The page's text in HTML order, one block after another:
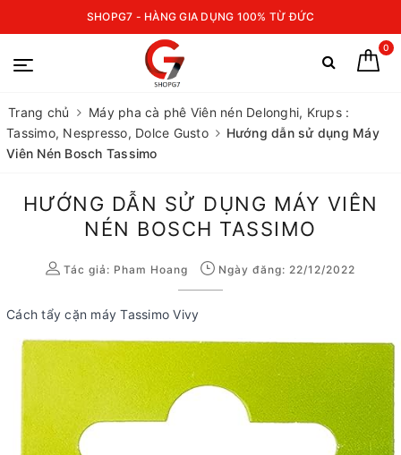
SHOPG7 - HÀNG GIA DỤNG 100% TỪ ĐỨC
0
Trang chủ
Máy pha cà phê Viên nén Delonghi, Krups :
Tassimo, Nespresso, Dolce Gusto
Hướng dẫn sử dụng Máy
Viên Nén Bosch Tassimo
HƯỚNG DẪN SỬ DỤNG MÁY VIÊN
NÉN BOSCH TASSIMO
Tác giả: Pham Hoang Ngày đăng: 22/12/2022
Cách tẩy cặn máy Tassimo Vivy